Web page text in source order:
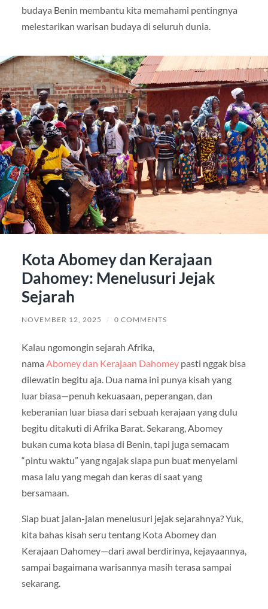
budaya Benin membantu kita memahami pentingnya
melestarikan warisan budaya di seluruh dunia.
Kota Abomey dan Kerajaan
Dahomey: Menelusuri Jejak
Sejarah
NOVEMBER 12, 2025 / 0 COMMENTS
Kalau ngomongin sejarah Afrika,
nama Abomey dan Kerajaan Dahomeypasti nggak bisa
dilewatin begitu aja. Dua nama ini punya kisah yang
luar biasa—penuh kekuasaan, peperangan, dan
keberanian luar biasa dari sebuah kerajaan yang dulu
begitu ditakuti di Afrika Barat. Sekarang, Abomey
bukan cuma kota biasa di Benin, tapi juga semacam
“pintu waktu” yang ngajak siapa pun buat menyelami
masa lalu yang megah dan keras di saat yang
bersamaan.
Siap buat jalan-jalan menelusuri jejak sejarahnya? Yuk,
kita bahas kisah seru tentang Kota Abomey dan
Kerajaan Dahomey—dari awal berdirinya, kejayaannya,
sampai bagaimana warisannya masih terasa sampai
sekarang.